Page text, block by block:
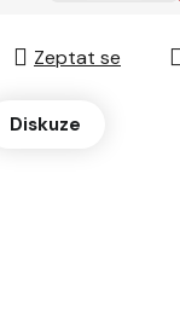
Zeptat se
Diskuze